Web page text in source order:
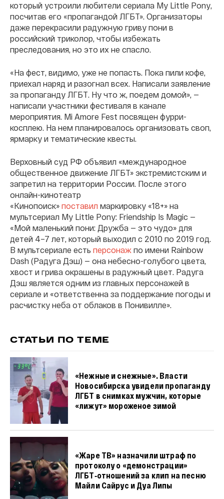
который устроили любители сериала My Little Pony,
посчитав его «пропагандой ЛГБТ». Организаторы
даже перекрасили радужную гриву пони в
российский триколор, чтобы избежать
преследования, но это их не спасло.
«На фест, видимо, уже не попасть. Пока пили кофе,
приехал наряд и разогнал всех. Написали заявление
за пропаганду ЛГБТ. Ну что ж, поедем домой», —
написали участники фестиваля в канале
мероприятия. Mi Amore Fest посвящен фурри-
косплею. На нем планировалось организовать своп,
ярмарку и тематические квесты.
Верховный суд РФ объявил «международное
общественное движение ЛГБТ» экстремистским и
запретил на территории России. После этого
онлайн-кинотеатр
«Кинопоиск» поставил маркировку «18+» на
мультсериал My Little Pony: Friendship Is Magic —
«Мой маленький пони: Дружба — это чудо» для
детей 4–7 лет, который выходил с 2010 по 2019 год.
В мультсериале есть персонаж по имени Rainbow
Dash (Радуга Дэш) — она небесно-голубого цвета,
хвост и грива окрашены в радужный цвет. Радуга
Дэш является одним из главных персонажей в
сериале и «ответственна за поддержание погоды и
расчистку неба от облаков в Понивилле».
СТАТЬИ ПО ТЕМЕ
«Нежные и снежные». Власти
Новосибирска увидели пропаганду
ЛГБТ в снимках мужчин, которые
«лижут» мороженое зимой
«Жаре ТВ» назначили штраф по
протоколу о «демонстрации»
ЛГБТ‑отношений за клип на песню
Майли Сайрус и Дуа Липы